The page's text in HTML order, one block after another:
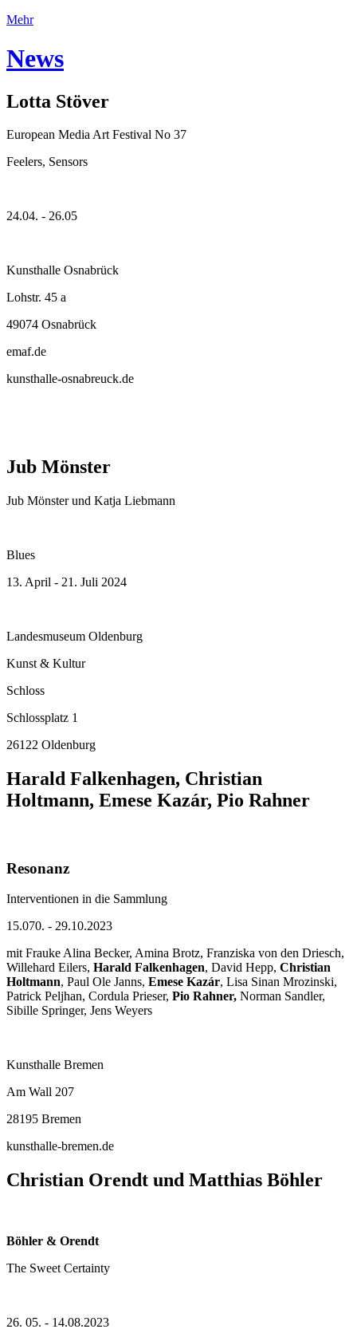
Mehr
News
Lotta Stöver
European Media Art Festival No 37
Feelers, Sensors
24.04. - 26.05
Kunsthalle Osnabrück
Lohstr. 45 a
49074 Osnabrück
emaf.de
kunsthalle-osnabreuck.de
Jub Mönster
Jub Mönster und Katja Liebmann
Blues
13. April - 21. Juli 2024
Landesmuseum Oldenburg
Kunst & Kultur
Schloss
Schlossplatz 1
26122 Oldenburg
Harald Falkenhagen, Christian
Holtmann, Emese Kazár, Pio Rahner
Resonanz
Interventionen in die Sammlung
15.070. - 29.10.2023
mit Frauke Alina Becker, Amina Brotz, Franziska von den Driesch,
Willehard Eilers, Harald Falkenhagen, David Hepp, Christian
Holtmann, Paul Ole Janns, Emese Kazár, Lisa Sinan Mrozinski,
Patrick Peljhan, Cordula Prieser, Pio Rahner, Norman Sandler,
Sibille Springer, Jens Weyers
Kunsthalle Bremen
Am Wall 207
28195 Bremen
kunsthalle-bremen.de
Christian Orendt und Matthias Böhler
Böhler & Orendt
The Sweet Certainty
26. 05. - 14.08.2023